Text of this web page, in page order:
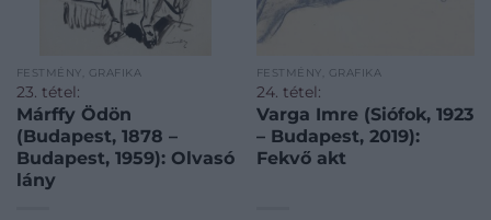
FESTMÉNY, GRAFIKA
23. tétel:
Márffy Ödön
(Budapest, 1878 –
Budapest, 1959): Olvasó
lány
FESTMÉNY, GRAFIKA
24. tétel:
Varga Imre (Siófok, 1923
– Budapest, 2019):
Fekvő akt